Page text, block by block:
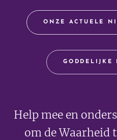
ONZE ACTUELE
GODDELIJKE
Help mee en
om de Waarheid